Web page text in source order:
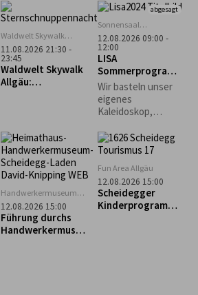
Stadtgeschichte
unter kundiger
Führung.
Waldwelt Skywalk
Allgäu, Scheidegg
11.08.2026 21:30 -
23:45
Waldwelt Skywalk
Allgäu:
abgesagt
Sonnensaal
Stiefenhofen
12.08.2026 09:00 -
12:00
LISA
Sommerprogramm
: Kreativ mit
Naturmaterialien
Wir basteln unser
eigenes
Kaleidoskop,
Naturbilder und
Karten und je nach
Wetterlage ein
großes
Gemeinschaftsbild.
Handwerkermuseum
„Heimathaus"
Scheidegg
12.08.2026 15:00
Führung durchs
Handwerkermuseu
Fun Area Allgäu
12.08.2026 15:00
Scheidegger
Kinderprogramm: